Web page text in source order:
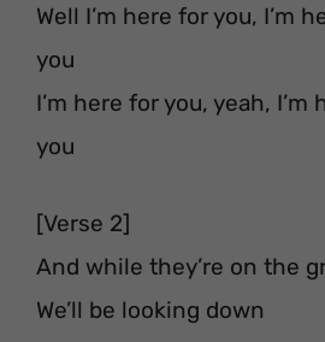
Well I’m here for you, I’m
you
I’m here for you, yeah, I’m
you
[Verse 2]
And while they’re on the
We’ll be looking down